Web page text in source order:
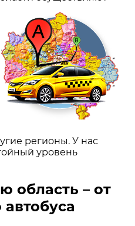
регионы. У нас
уровень
область – от